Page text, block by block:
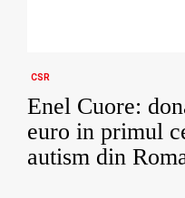
CSR
Enel Cuore:
euro in primul
autism din